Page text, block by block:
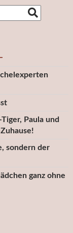
Paula und
sondern der
ganz ohne